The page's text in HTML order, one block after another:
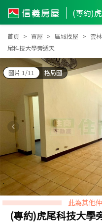
首頁 買屋 區域找屋 雲
尾科技大學旁透天
圖片 1/11 格局圖
此為其他
(專約)虎尾科技大學